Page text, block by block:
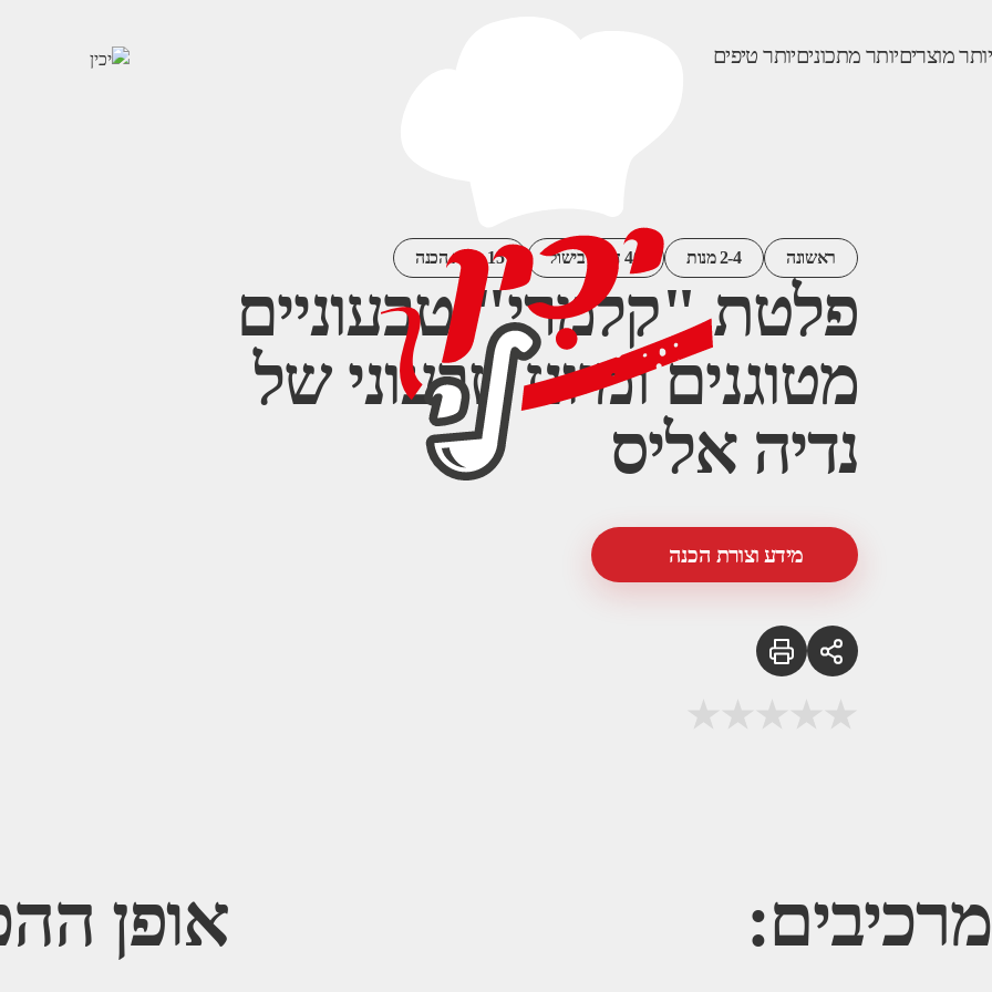
יותר מוצריםיותר מתכוניםיותר טיפים
ראשונה 2-4 מנות 40 דקות בישול 15 דקות הכנה
פלטת "קלמרי" טבעוניים
מטוגנים ומיונז טבעוני של
נדיה אליס
מידע וצורת הכנה
מרכיבים: אופן